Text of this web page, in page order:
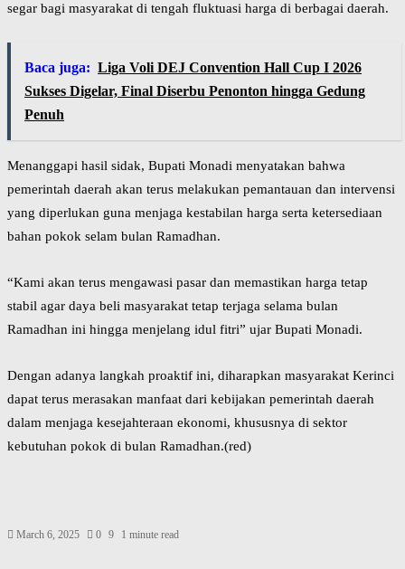
segar bagi masyarakat di tengah fluktuasi harga di berbagai daerah.
Baca juga: Liga Voli DEJ Convention Hall Cup I 2026
Sukses Digelar, Final Diserbu Penonton hingga Gedung
Penuh
Menanggapi hasil sidak, Bupati Monadi menyatakan bahwa
pemerintah daerah akan terus melakukan pemantauan dan intervensi
yang diperlukan guna menjaga kestabilan harga serta ketersediaan
bahan pokok selam bulan Ramadhan.
“Kami akan terus mengawasi pasar dan memastikan harga tetap
stabil agar daya beli masyarakat tetap terjaga selama bulan
Ramadhan ini hingga menjelang idul fitri” ujar Bupati Monadi.
Dengan adanya langkah proaktif ini, diharapkan masyarakat Kerinci
dapat terus merasakan manfaat dari kebijakan pemerintah daerah
dalam menjaga kesejahteraan ekonomi, khususnya di sektor
kebutuhan pokok di bulan Ramadhan.(red)
March 6, 2025 0 9 1 minute read